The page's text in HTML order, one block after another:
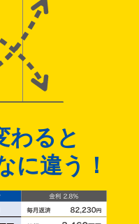
わると
に違う！